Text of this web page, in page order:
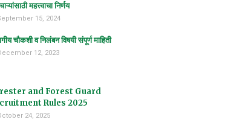
महत्त्वाचा निर्णय
15, 2024
चौकशी व निलंबन विषयी संपूर्ण माहिती
12, 2023
and Forest Guard
Rules 2025
24, 2025